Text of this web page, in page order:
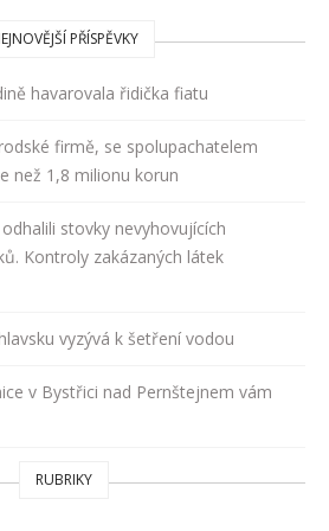
PŘÍSPĚVKY
havarovala řidička fiatu
firmě, se spolupachatelem
než 1,8 milionu korun
stovky nevyhovujících
Kontroly zakázaných látek
vyzývá k šetření vodou
v Bystřici nad Pernštejnem vám
RUBRIKY